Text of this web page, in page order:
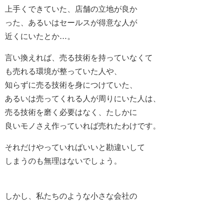
上手くできていた、店舗の立地が良か
った、あるいはセールスが得意な人が
近くにいたとか…。
言い換えれば、売る技術を持っていなくて
も売れる環境が整っていた人や、
知らずに売る技術を身につけていた、
あるいは売ってくれる人が周りにいた人は、
売る技術を磨く必要はなく、たしかに
良いモノさえ作っていれば売れたわけです。
それだけやっていればいいと勘違いして
しまうのも無理はないでしょう。
しかし、私たちのような小さな会社の